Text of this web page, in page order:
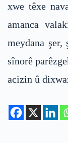
xwe têxe
amanca
meydana
sînorê
acizin û